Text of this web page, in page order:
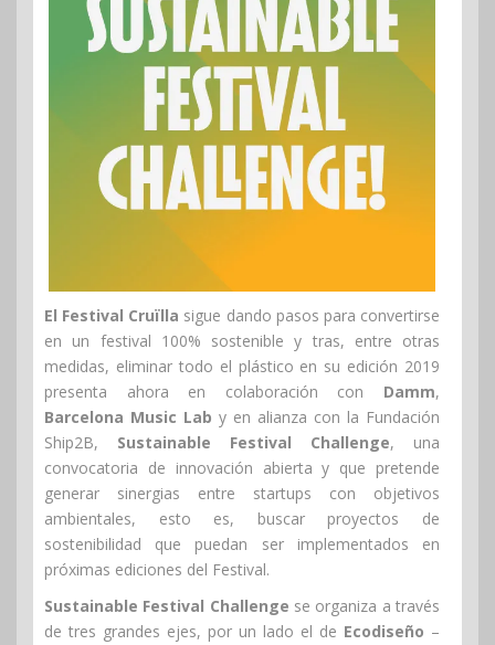
El Festival Cruïlla sigue dando pasos para convertirse
en un festival 100% sostenible y tras, entre otras
medidas, eliminar todo el plástico en su edición 2019
presenta ahora en colaboración con Damm,
Barcelona Music Lab y en alianza con la Fundación
Ship2B, Sustainable Festival Challenge, una
convocatoria de innovación abierta y que pretende
generar sinergias entre startups con objetivos
ambientales, esto es, buscar proyectos de
sostenibilidad que puedan ser implementados en
próximas ediciones del Festival.
Sustainable Festival Challenge se organiza a través
de tres grandes ejes, por un lado el de Ecodiseño –